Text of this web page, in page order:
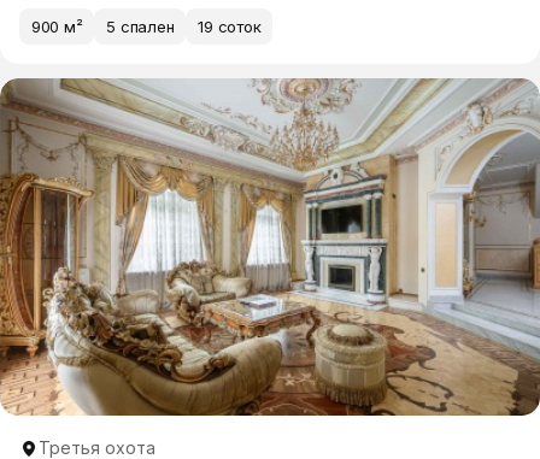
900 м² 5 спален 19 соток
Третья охота